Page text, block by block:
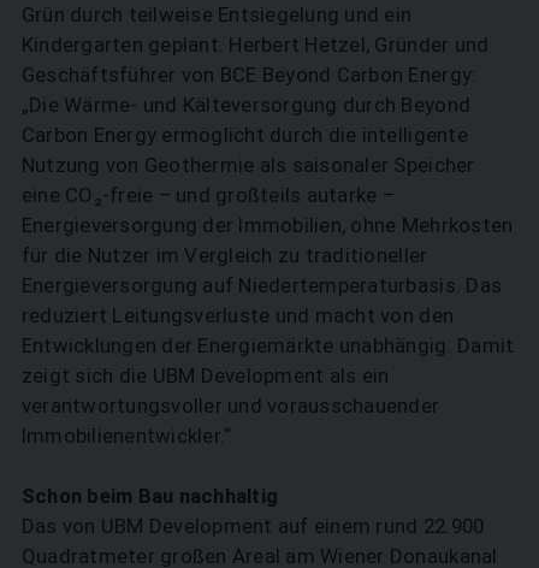
Grün durch teilweise Entsiegelung und ein
Kindergarten geplant. Herbert Hetzel, Gründer und
Geschäftsführer von BCE Beyond Carbon Energy:
„Die Wärme- und Kälteversorgung durch Beyond
Carbon Energy ermöglicht durch die intelligente
Nutzung von Geothermie als saisonaler Speicher
eine CO₂-freie – und großteils autarke –
Energieversorgung der Immobilien, ohne Mehrkosten
für die Nutzer im Vergleich zu traditioneller
Energieversorgung auf Niedertemperaturbasis. Das
reduziert Leitungsverluste und macht von den
Entwicklungen der Energiemärkte unabhängig. Damit
zeigt sich die UBM Development als ein
verantwortungsvoller und vorausschauender
Immobilien­entwickler.“
Schon beim Bau nachhaltig
Das von UBM Development auf einem rund 22.900
Quadratmeter großen Areal am Wiener Donaukanal